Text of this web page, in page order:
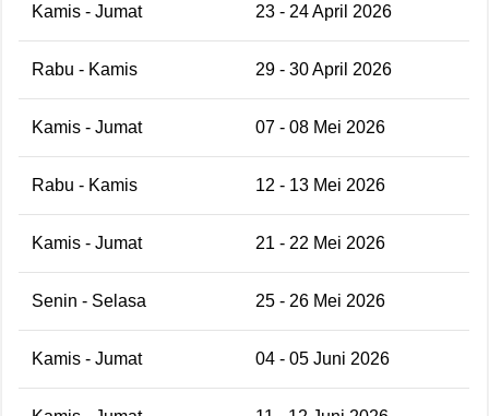
Kamis - Jumat 23 - 24 April 2026
Rabu - Kamis 29 - 30 April 2026
Kamis - Jumat 07 - 08 Mei 2026
Rabu - Kamis 12 - 13 Mei 2026
Kamis - Jumat 21 - 22 Mei 2026
Senin - Selasa 25 - 26 Mei 2026
Kamis - Jumat 04 - 05 Juni 2026